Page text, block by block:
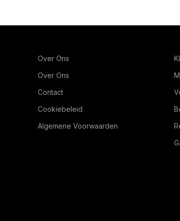
Over Ons
Over Ons
Contact
Cookiebeleid
Algemene Voorwaarden